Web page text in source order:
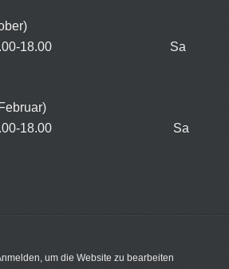
| 13.00-18.00 Sa
| 13.00-18.00 Sa
um die Website zu bearbeiten